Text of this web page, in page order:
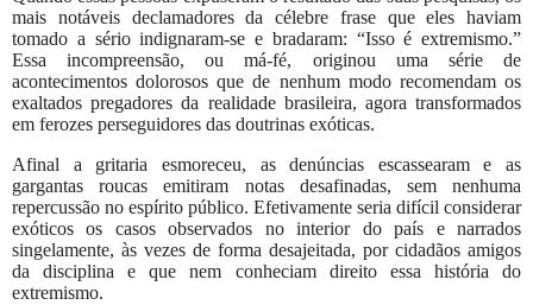
mais notáveis declamadores da célebre frase que eles haviam
tomado a sério indignaram-se e bradaram: “Isso é extremismo.”
Essa incompreensão, ou má-fé, originou uma série de
acontecimentos dolorosos que de nenhum modo recomendam os
exaltados pregadores da realidade brasileira, agora transformados
em ferozes perseguidores das doutrinas exóticas.
Afinal a gritaria esmoreceu, as denúncias escassearam e as
gargantas roucas emitiram notas desafinadas, sem nenhuma
repercussão no espírito público. Efetivamente seria difícil considerar
exóticos os casos observados no interior do país e narrados
singelamente, às vezes de forma desajeitada, por cidadãos amigos
da disciplina e que nem conheciam direito essa história do
extremismo.